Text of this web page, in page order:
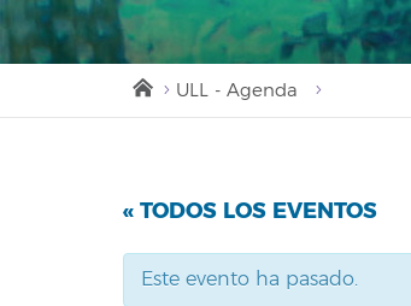
ULL - Agenda
« TODOS LOS EVENTOS
Este evento ha pasado.